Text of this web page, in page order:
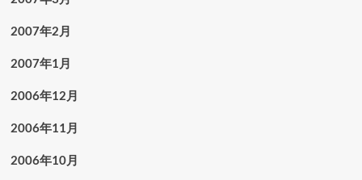
2007年2月
2007年1月
2006年12月
2006年11月
2006年10月